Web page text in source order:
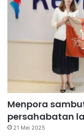
Menpora
persahabatan
21 Mei 2025